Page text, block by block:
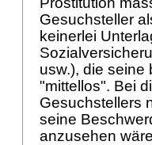
Gesuchsteller
keinerlei
usw.), die seine
"mittellos". Bei
Gesuchstellers
seine
anzusehen